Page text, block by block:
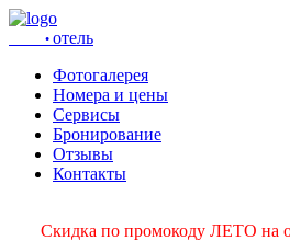
• отель
Фотогалерея
Номера и цены
Сервисы
Бронирование
Отзывы
Контакты
Скидка по промокоду ЛЕТО на